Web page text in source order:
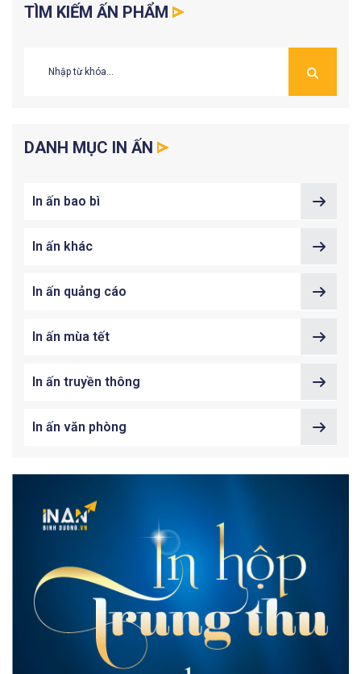
TÌM KIẾM ẤN PHẨM
DANH MỤC IN ẤN
In ấn bao bì
In ấn khác
In ấn quảng cáo
In ấn mùa tết
In ấn truyền thông
In ấn văn phòng